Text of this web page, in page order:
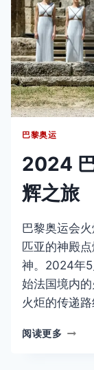
幕
式
注
意
事
项，
安
全
交
通
管
巴黎奥运
2024
辉之旅
巴黎奥运会
匹亚的神殿
神。2024年
始法国境内
火炬的传递路
阅读更多 2024